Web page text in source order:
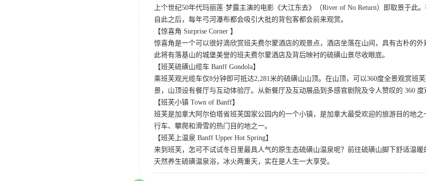
上个世纪50年代玛丽莲·梦露主演的电影《大江东去》（River of No Return）即取景于此
自此之后，每年弓河瀑布都会吸引大批的背包客都会前来观赏。
【惊喜角 Surprise Corner 】
惊喜角是一个可以很好滴欣赏班夫费尔蒙酒店的观景点，酒店坐落在山间，具有古朴的
此将有落基山的城堡美誉的班夫费尔蒙酒店及背后映衬的硫磺山景尽收眼底。
【班芙硫磺山缆车 Banff Gondola】
乘班芙观光缆车仅8分钟即可抵达2,281米的硫磺山山顶。在山顶，可以360度全景观赏班
景，山顶设有餐厅与互动体验厅。从新餐厅及互动展品到多感官剧院及令人赞叹的 360
【班芙小镇 Town of Banff】
班芙是加拿大阿尔伯塔省班芙国家公园内的一个小镇，是加拿大最受欢迎的旅游目的地
行车、攀爬和滑雪的热门目的地之一。
【班芙上温泉 Banff Upper Hot Spring】
来到班芙，怎可不试试冬日里最具人气的原生态硫磺山温泉呢？前往硫磺山脚下舒适温
天然养生硫磺温泉浴，冰火两重天，实在是人生一大享受。